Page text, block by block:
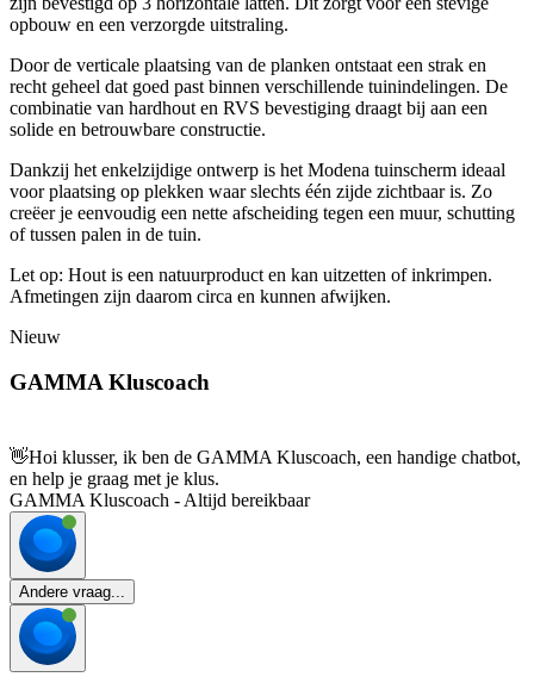
opbouw en een verzorgde uitstraling.
Door de verticale plaatsing van de planken ontstaat een strak en
recht geheel dat goed past binnen verschillende tuinindelingen. De
combinatie van hardhout en RVS bevestiging draagt bij aan een
solide en betrouwbare constructie.
Dankzij het enkelzijdige ontwerp is het Modena tuinscherm ideaal
voor plaatsing op plekken waar slechts één zijde zichtbaar is. Zo
creëer je eenvoudig een nette afscheiding tegen een muur, schutting
of tussen palen in de tuin.
Let op: Hout is een natuurproduct en kan uitzetten of inkrimpen.
Afmetingen zijn daarom circa en kunnen afwijken.
Nieuw
GAMMA Kluscoach
👋Hoi klusser, ik ben de GAMMA Kluscoach, een handige chatbot,
en help je graag met je klus.
GAMMA Kluscoach - Altijd bereikbaar
Andere vraag...